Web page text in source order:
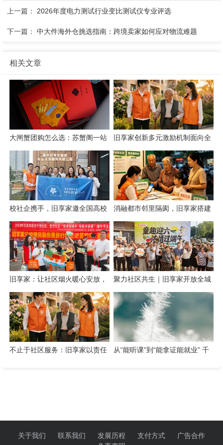
上一篇： 2026年度电力测试行业变比测试仪专业评选
下一篇：中大件海外仓挑选指南：跨境卖家如何应对物流难题
相关文章
大闸蟹团购怎么选：苏蟹阁一站
式采购解析
旧享家创新多元激励机制面向全
城招募社区志愿者
校社企携手，旧享家邀全国高校
共建“智慧社区+实践育人”新生态
消融都市邻里隔阂，旧享家搭建
数字化桥梁，打通公益帮扶与社
区需
旧享家：让社区烟火暖心安放，
让邻里温情岁岁相伴
聚力社区共生｜旧享家开放全城
招商，招募合伙人与合作商家
不止于社区服务：旧享家以责任
从“能听课”到“能拿证能就业” 千
关于我们 联系我们 发展历程 支付方式
广告合作